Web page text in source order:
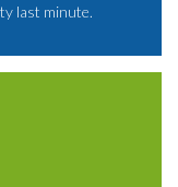
last minute.